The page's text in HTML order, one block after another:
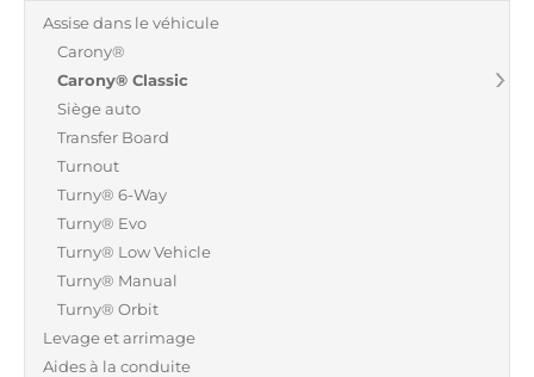
Produits
Véhicules utilitaires
Nous
Trouver un revendeur
Assise dans le véhicule
Carony®
Carony® Classic
Siège auto
Transfer Board
Turnout
Turny® 6-Way
Turny® Evo
Turny® Low Vehicle
Turny® Manual
Turny® Orbit
Levage et arrimage
Aides à la conduite